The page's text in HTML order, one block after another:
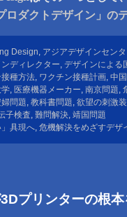
ロダクトデザイン」の
Design, アジアデザインセン
ディレクター, デザインによる
種方法, ワクチン接種計画, 中
, 医療機器メーカー, 南京問題,
問題, 教科書問題, 欲望の刺激
子検査, 難問解決, 靖国問題
具現へ, 危機解決をめざすデザ
3Dプリンターの根